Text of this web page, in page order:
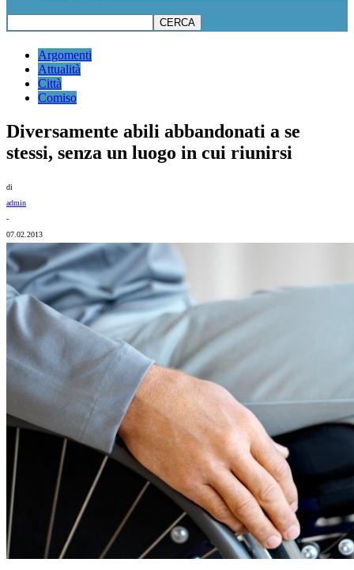
Argomenti
Attualità
Città
Comiso
Diversamente abili abbandonati a se
stessi, senza un luogo in cui riunirsi
di
admin
-
07.02.2013